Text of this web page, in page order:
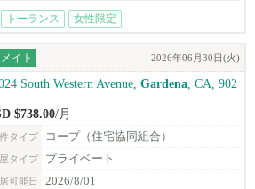
トーランス 女性限定
イト 2026年06月30日(火)
South Western Avenue, Gardena , CA, 902
$738.00/月
タイプ コープ（住宅協同組合）
タイプ プライベート
可能日 2026/8/01